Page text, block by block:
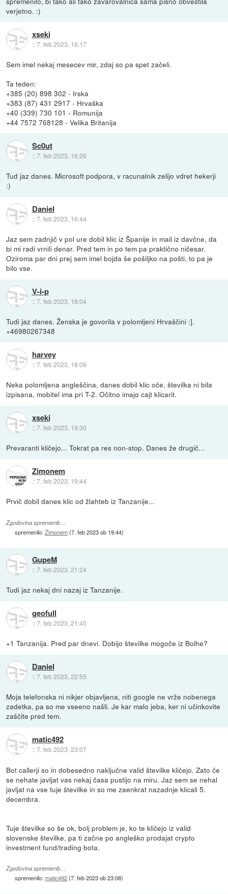
verjetno. :)
xseki
::7. feb 2023, 16:17
Sem imel nekaj mesecev mir, zdaj so pa spet začeli.
Ta teden:
+385 (20) 898 302 - Irska
+383 (87) 431 2917 - Hrvaška
+40 (339) 730 101 - Romunija
+44 7572 768128 - Velika Britanija
Sc0ut
::7. feb 2023, 16:26
Tud jaz danes. Microsoft podpora, v racunalnik zelijo vdret hekerji
:)
Daniel
::7. feb 2023, 16:44
Jaz sem zadnjič v pol ure dobil klic iz Španije in mail iz davčne, da
bi mi radi vrnili denar. Pred tem in po tem pa praktično ničesar.
Oziroma par dni prej sem imel bojda še pošiljko na pošti, to pa je
bilo vse.
V-i-p
::7. feb 2023, 18:04
Tudi jaz danes. Ženska je govorila v polomljeni Hrvaščini :].
+46980267348
harvey
::7. feb 2023, 18:09
Neka polomljena angleščina, danes dobil klic oče, številka ni bila
izpisana, mobitel ima pri T-2. Očitno imajo cajt klicarit.
xseki
::7. feb 2023, 19:30
Prevaranti kličejo... Tokrat pa res non-stop. Danes že drugič...
Zimonem
::7. feb 2023, 19:44
Prvič dobil danes klic od žlahteb iz Tanzanije...
Zgodovina sprememb…
spremenilo:Zimonem(7. feb 2023 ob 19:44)
GupeM
::7. feb 2023, 21:24
Tudi jaz nekaj dni nazaj iz Tanzanije.
geofull
::7. feb 2023, 21:45
+1 Tanzanija. Pred par dnevi. Dobijo številke mogoče iz Bolhe?
Daniel
::7. feb 2023, 22:55
Moja telefonska ni nikjer objavljena, niti google ne vrže nobenega
zadetka, pa so me vseeno našli. Je kar malo jeba, ker ni učinkovite
zaščite pred tem.
matic492
::7. feb 2023, 23:07
Bot callerji so in dobesedno naključne valid številke kličejo. Zato če
se nehate javljat vas nekaj časa pustijo na miru. Jaz sem se nehal
javljat na vse tuje številke in so me zaenkrat nazadnje klicali 5.
decembra.
Tuje številke so še ok, bolj problem je, ko te kličejo iz valid
slovenske številke, pa ti začne po angleško prodajat crypto
investment fund/trading bota.
Zgodovina sprememb…
spremenilo:matic492(7. feb 2023 ob 23:08)